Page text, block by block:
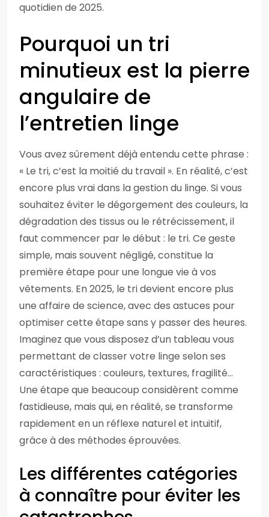
quotidien de 2025.
Pourquoi un tri
minutieux est la pierre
angulaire de
l’entretien linge
Vous avez sûrement déjà entendu cette phrase :
« Le tri, c’est la moitié du travail ». En réalité, c’est
encore plus vrai dans la gestion du linge. Si vous
souhaitez éviter le dégorgement des couleurs, la
dégradation des tissus ou le rétrécissement, il
faut commencer par le début : le tri. Ce geste
simple, mais souvent négligé, constitue la
première étape pour une longue vie à vos
vêtements. En 2025, le tri devient encore plus
une affaire de science, avec des astuces pour
optimiser cette étape sans y passer des heures.
Imaginez que vous disposez d’un tableau vous
permettant de classer votre linge selon ses
caractéristiques : couleurs, textures, fragilité…
Une étape que beaucoup considèrent comme
fastidieuse, mais qui, en réalité, se transforme
rapidement en un réflexe naturel et intuitif,
grâce à des méthodes éprouvées.
Les différentes catégories
à connaître pour éviter les